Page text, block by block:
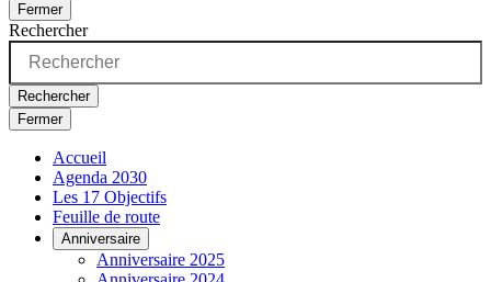
Fermer
Rechercher
Rechercher
Fermer
Accueil
Agenda 2030
Les 17 Objectifs
Feuille de route
Anniversaire
Anniversaire 2025